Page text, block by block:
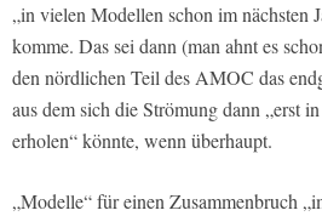
„in vielen Modellen schon im nächsten
komme. Das sei dann (man ahnt es
den nördlichen Teil des AMOC das
aus dem sich die Strömung dann „erst
erholen“ könnte, wenn überhaupt.
„Modelle“ für einen Zusammenbruch